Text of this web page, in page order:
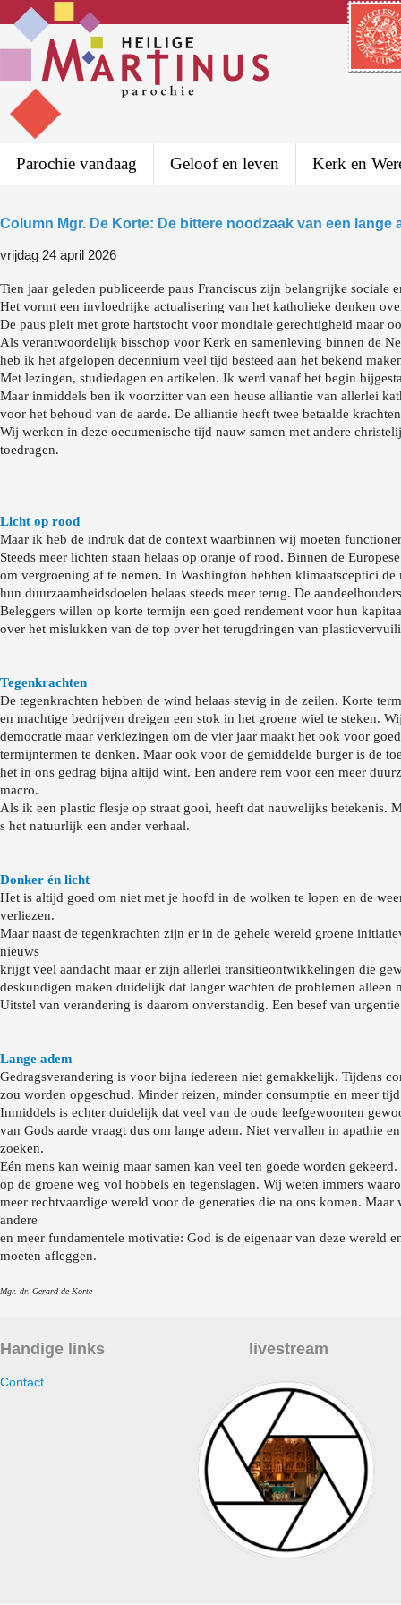
Parochie vandaag Geloof en leven Kerk en
Column Mgr. De Korte: De bittere noodzaak van een lange
vrijdag 24 april 2026
Tien jaar geleden publiceerde paus Franciscus zijn belangrijke sociale
Het vormt een invloedrijke actualisering van het katholieke denken
De paus pleit met grote hartstocht voor mondiale gerechtigheid maar
Als verantwoordelijk bisschop voor Kerk en samenleving binnen de
heb ik het afgelopen decennium veel tijd besteed aan het bekend
Met lezingen, studiedagen en artikelen. Ik werd vanaf het begin
Maar inmiddels ben ik voorzitter van een heuse alliantie van allerlei
voor het behoud van de aarde. De alliantie heeft twee betaalde
Wij werken in deze oecumenische tijd nauw samen met andere
toedragen.
Licht op rood
Maar ik heb de indruk dat de context waarbinnen wij moeten
Steeds meer lichten staan helaas op oranje of rood. Binnen de
om vergroening af te nemen. In Washington hebben klimaatsceptici
hun duurzaamheidsdoelen helaas steeds meer terug. De
Beleggers willen op korte termijn een goed rendement voor hun
over het mislukken van de top over het terugdringen van
Tegenkrachten
De tegenkrachten hebben de wind helaas stevig in de zeilen. Korte
en machtige bedrijven dreigen een stok in het groene wiel te steken.
democratie maar verkiezingen om de vier jaar maakt het ook voor
termijntermen te denken. Maar ook voor de gemiddelde burger is de
het in ons gedrag bijna altijd wint. Een andere rem voor een meer
macro.
Als ik een plastic flesje op straat gooi, heeft dat nauwelijks betekenis.
s het natuurlijk een ander verhaal.
Donker én licht
Het is altijd goed om niet met je hoofd in de wolken te lopen en de
verliezen.
Maar naast de tegenkrachten zijn er in de gehele wereld groene
nieuws
krijgt veel aandacht maar er zijn allerlei transitieontwikkelingen die
deskundigen maken duidelijk dat langer wachten de problemen alleen
Uitstel van verandering is daarom onverstandig. Een besef van
Lange adem
Gedragsverandering is voor bijna iedereen niet gemakkelijk. Tijdens
zou worden opgeschud. Minder reizen, minder consumptie en meer
Inmiddels is echter duidelijk dat veel van de oude leefgewoonten
van Gods aarde vraagt dus om lange adem. Niet vervallen in apathie
zoeken.
Eén mens kan weinig maar samen kan veel ten goede worden
op de groene weg vol hobbels en tegenslagen. Wij weten immers
meer rechtvaardige wereld voor de generaties die na ons komen.
andere
en meer fundamentele motivatie: God is de eigenaar van deze wereld
moeten afleggen.
Mgr. dr. Gerard de Korte
Handige links
Contact
livestream